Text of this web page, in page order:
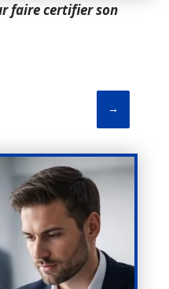
faire certifier son